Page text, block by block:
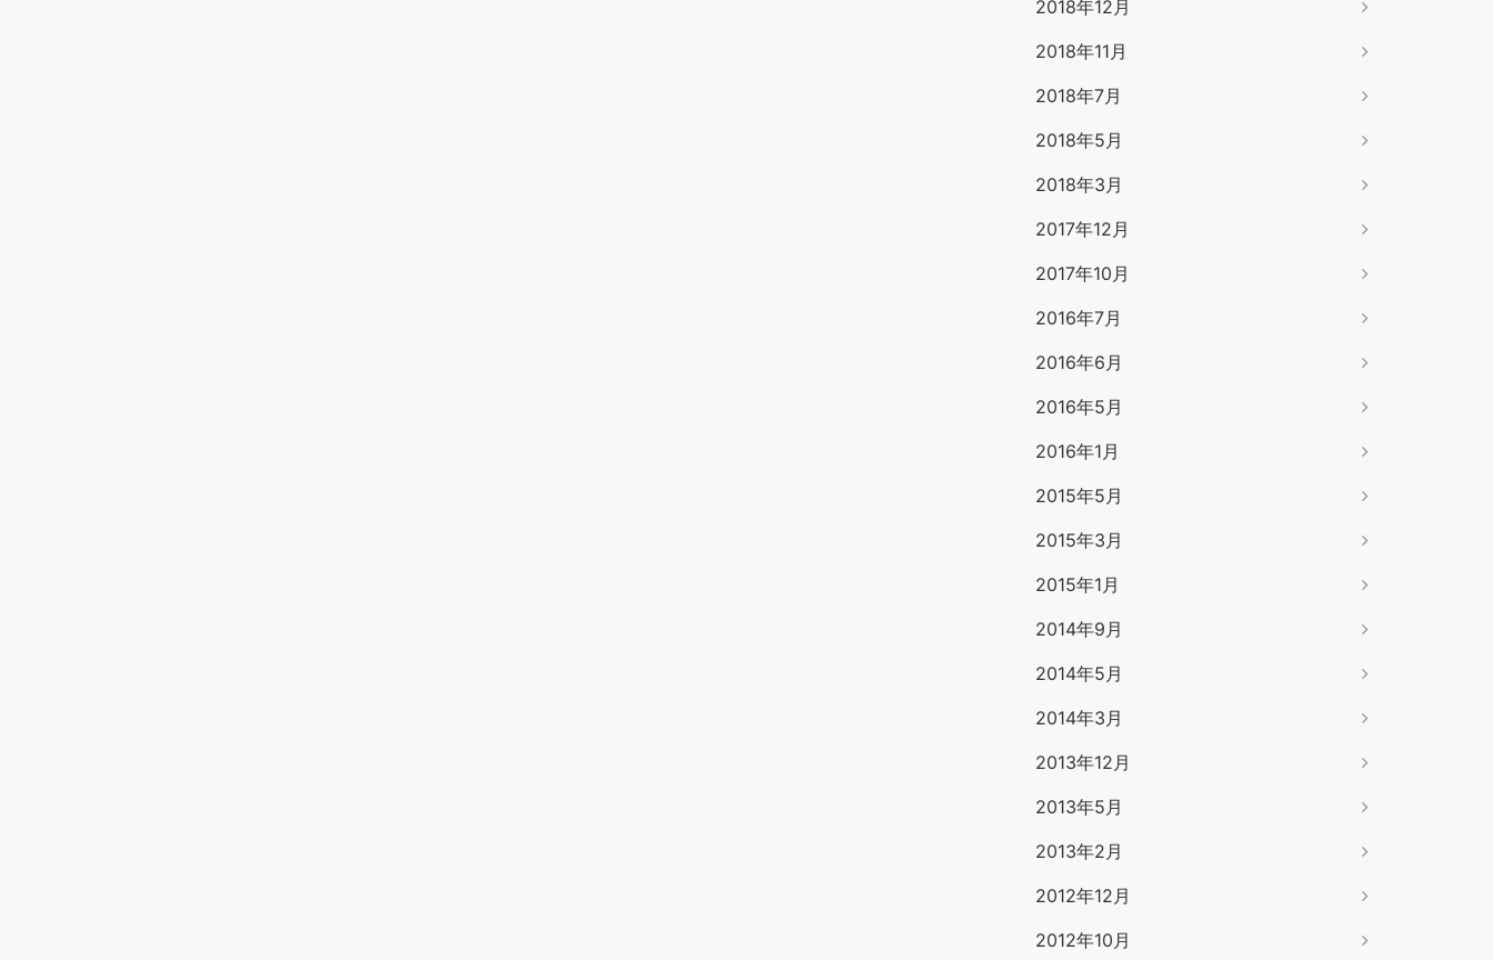
2018年12月
2018年11月
2018年7月
2018年5月
2018年3月
2017年12月
2017年10月
2016年7月
2016年6月
2016年5月
2016年1月
2015年5月
2015年3月
2015年1月
2014年9月
2014年5月
2014年3月
2013年12月
2013年5月
2013年2月
2012年12月
2012年10月